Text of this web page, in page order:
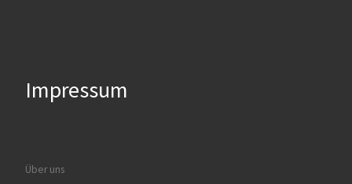
Impressum
Über uns